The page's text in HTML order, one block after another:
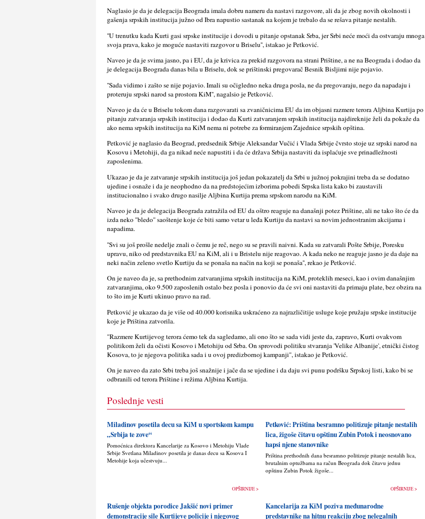
Naglasio je da je delegacija Beograda imala dobru nameru da nastavi razgovore, ali da je zbog novih okolnosti i
gašenja srpskih institucija južno od Ibra napustio sastanak na kojem je trebalo da se rešava pitanje nestalih.
''U trenutku kada Kurti gasi srpske institucije i dovodi u pitanje opstanak Srba, jer Srbi neće moći da ostvaraju mnoga
svoja prava, kako je moguće nastaviti razgovor u Briselu'', istakao je Petković.
Naveo je da je svima jasno, pa i EU, da je krivica za prekid razgovora na strani Prištine, a ne na Beograda i dodao da
je delegacija Beograda danas bila u Briselu, dok se prištinski pregovarač Besnik Bisljimi nije pojavio.
''Sada vidimo i zašto se nije pojavio. Imali su očigledno neka druga posla, ne da pregovaraju, nego da napadaju i
proteruju srpski narod sa prostora KiM'', nagalsio je Petković.
Naveo je da će u Briselu tokom dana razgovarati sa zvaničnicima EU da im objasni razmere terora Aljbina Kurtija po
pitanju zatvaranja srpskih institucija i dodao da Kurti zatvaranjem srpskih institucija najdireknije želi da pokaže da
ako nema srpskih institucija na KiM nema ni potrebe za formiranjem Zajednice srpskih opština.
Petković je naglasio da Beograd, predsednik Srbije Aleksandar Vučić i Vlada Srbije čvrsto stoje uz srpski narod na
Kosovu i Metohiji, da ga nikad neće napustiti i da će država Srbija nastaviti da isplaćuje sve prinadležnosti
zaposlenima.
Ukazao je da je zatvaranje srpskih institucija još jedan pokazatelj da Srbi u južnoj pokrajini treba da se dodatno
ujedine i osnaže i da je neophodno da na predstojećim izborima pobedi Srpska lista kako bi zaustavili
institucionalno i svako drugo nasilje Aljbina Kurtija prema srpskom narodu na KiM.
Naveo je da je delegacija Beograda zatražila od EU da oštro reaguje na današnji potez Prištine, ali ne tako što će da
izda neko "bledo" saoštenje koje će biti samo vetar u leđa Kurtiju da nastavi sa novim jednostranim akcijama i
napadima.
''Svi su još prošle nedelje znali o čemu je reč, nego su se pravili naivni. Kada su zatvarali Pošte Srbije, Poresku
upravu, niko od predstavnika EU na KiM, ali i u Bristelu nije reagovao. A kada neko ne reaguje jasno je da daje na
neki način zeleno svetlo Kurtiju da se ponaša na način na koji se ponaša'', rekao je Petković.
On je naveo da je, sa prethodnim zatvaranjima srpskih institucija na KiM, proteklih meseci, kao i ovim današnjim
zatvaranjima, oko 9.500 zaposlenih ostalo bez posla i ponovio da će svi oni nastaviti da primaju plate, bez obzira na
to što im je Kurti ukinuo pravo na rad.
Petković je ukazao da je više od 40.000 korisnika uskraćeno za najrazličitije usluge koje pružaju srpske institucije
koje je Priština zatvorila.
"Razmere Kurtijevog terora ćemo tek da sagledamo, ali ono što se sada vidi jeste da, zapravo, Kurti ovakvom
politikom želi da očisti Kosovo i Metohiju od Srba. On sprovodi politiku stvaranja 'Velike Albanije', etnički čistog
Kosova, to je njegova politika sada i u ovoj predizbornoj kampanji", istakao je Petković.
On je naveo da zato Srbi treba još snažnije i jače da se ujedine i da daju svi punu podršku Srpskoj listi, kako bi se
odbranili od terora Prištine i režima Aljbina Kurtija.
Poslednje vesti
Miladinov posetila decu sa KiM u sportskom kampu
„Srbija te zove“
Pomoćnica direktora Kancelarije za Kosovo i Metohiju Vlade
Srbije Svetlana Miladinov posetila je danas decu sa Kosova I
Metohije koja učestvuju...
OPŠIRNIJE >
Petković: Priština besramno politizuje pitanje nestalih
lica, žigoše čitavu opštinu Zubin Potok i neosnovano
hapsi njene stanovnike
Priština prethodnih dana besramno politizuje pitanje nestalih lica,
brutalnim optužbama na račun Beograda dok čitavu jednu
opštinu Zubin Potok žigoše...
OPŠIRNIJE >
Rušenje objekta porodice Jakšić novi primer
demonstracije sile Kurtijeve policije i njegovog
Kancelarija za KiM poziva međunarodne
predstavnike na hitnu reakciju zbog nelegalnih